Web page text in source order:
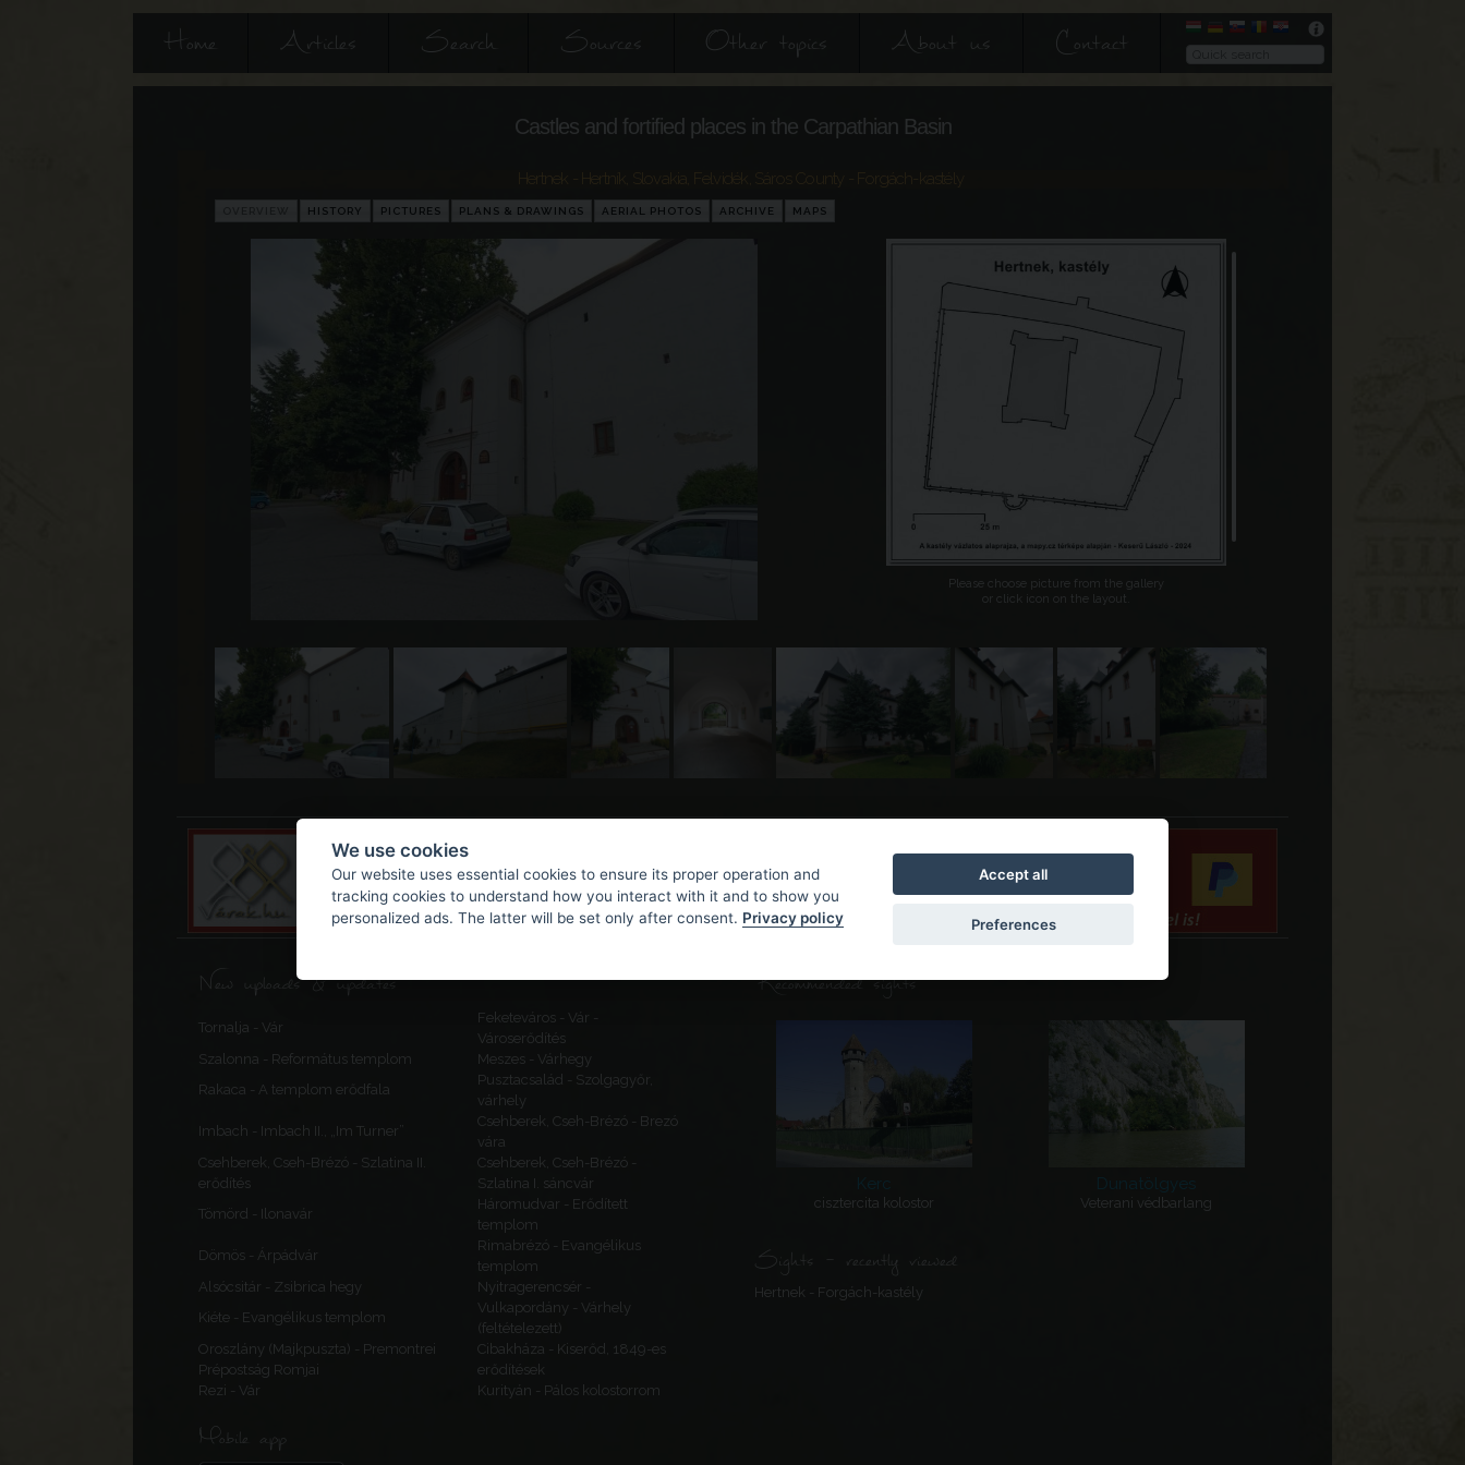
Home Articles Search Sources Other topics About us Contact
Castles and fortified places in the Carpathian Basin
Hertnek - Hertník Sáros County - Forgách-kastély
HISTORY PICTURES PLANS & DRAWINGS AERIAL PHOTOS ARCHIVE MAPS
Please choose picture from the gallery
or click icon on the layout.
New uploads & updates
Tornalja - Vár
Feketeváros - Vár -
Városerődítés
Szalonna - Református templom
Meszes - Várhegy
Rakaca - A templom erődfala
Pusztacsalád - Szolgagyőr,
várhely
Imbach - Imbach II., „Im Turner”
Csehberek, Cseh-Brézó - Brezó
vára
Csehberek, Cseh-Brézó - Szlatina II.
erődítés
Csehberek, Cseh-Brézó -
Szlatina I. sáncvár
Tömörd - Ilonavár
Háromudvar - Erődített
templom
Dömös - Árpádvár
Rimabrézó - Evangélikus
templom
Alsócsitár - Zsibrica hegy
Nyitragerencsér -
Kiéte - Evangélikus templom
Vulkapordány - Várhely
(feltételezett)
Oroszlány (Majkpuszta) - Premontrei
Prépostság Romjai
Cibakháza - Kiserőd, 1849-es
erődítések
Rezi - Vár
Kurityán - Pálos kolostorrom
Mobile app
Recommended sights
Kerc
cisztercita kolostor
Dunatölgyes
Veterani védbarlang
Sights - recently viewed
Hertnek - Forgách-kastély
We use cookies
Our website uses essential cookies to ensure its proper operation and
tracking cookies to understand how you interact with it and to show you
personalized ads. The latter will be set only after consent. Privacy policy
Accept all
Preferences